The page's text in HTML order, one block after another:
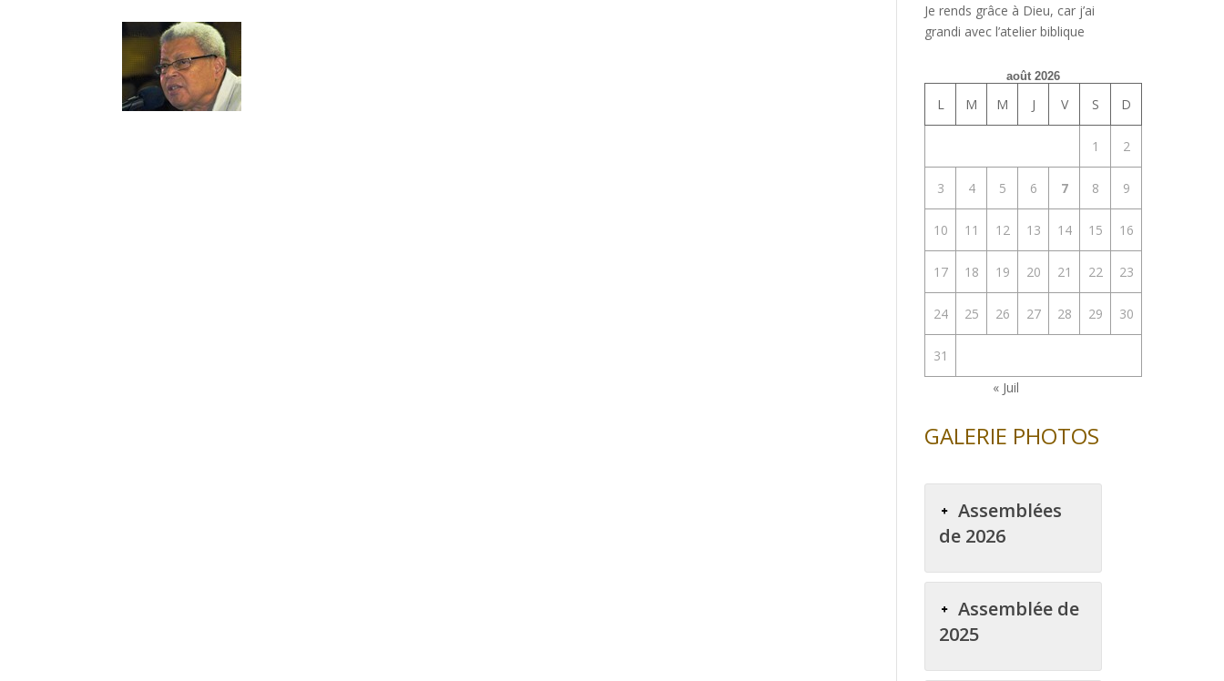
Je rends grâce à Dieu, car j’ai
grandi avec l’atelier biblique
août 2026
L M M J V S D
1 2
3 4 5 6 7 8 9
10 11 12 13 14 15 16
17 18 19 20 21 22 23
24 25 26 27 28 29 30
31
« Juil
GALERIE PHOTOS
Assemblées
de 2026
Assemblée de
2025